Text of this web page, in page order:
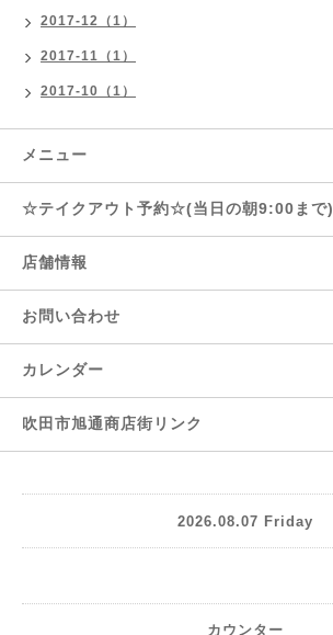
2017-12（1）
2017-11（1）
2017-10（1）
メニュー
☆テイクアウト予約☆(当日の朝9:00まで)
店舗情報
お問い合わせ
カレンダー
吹田市旭通商店街リンク
2026.08.07 Friday
カウンター